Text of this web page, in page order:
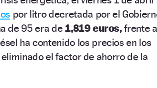
por litro decretada por el
de 95 era de1,819 euros, frente a
ha contenido los precios en los
el factor de ahorro de la